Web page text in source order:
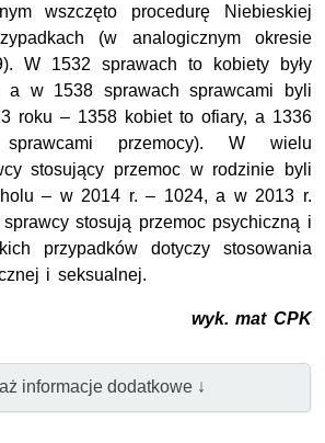
wszczęto procedurę Niebieskiej
(w analogicznym okresie
W 1532 sprawach to kobiety były
a w 1538 sprawach sprawcami byli
roku – 1358 kobiet to ofiary, a 1336
sprawcami przemocy). W wielu
stosujący przemoc w rodzinie byli
– w 2014 r. – 1024, a w 2013 r.
stosują przemoc psychiczną i
przypadków dotyczy stosowania
i seksualnej.
wyk. mat CPK
informacje dodatkowe ↓